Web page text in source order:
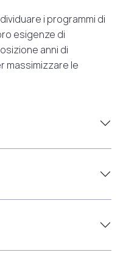
i programmi di
esigenze di
anni di
massimizzare le